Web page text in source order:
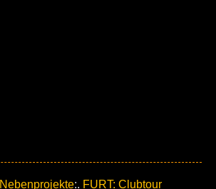
Nebenprojekte:. FURT: Clubtour